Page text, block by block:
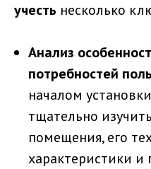
учесть несколько
Анализ
потребностей
началом
тщательно
помещения, его
характеристики